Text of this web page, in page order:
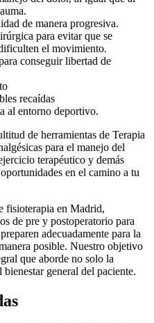
de manera progresiva.
para evitar que se
el movimiento.
conseguir libertad de
recaídas
al entorno deportivo.
de herramientas de Terapia
para el manejo del
terapéutico y demás
en el camino a tu
fisioterapia en Madrid,
de pre y postoperatorio para
adecuadamente para la
posible. Nuestro objetivo
que aborde no solo la
general del paciente.